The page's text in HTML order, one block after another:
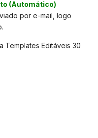
(Automático)
por e-mail, logo
Templates Editáveis 30